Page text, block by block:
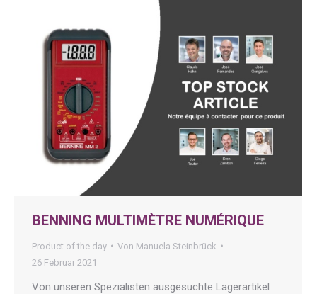
BENNING MULTIMÈTRE NUMÉRIQUE
Product of the day Von Manuela Steinbrück
26 Februar 2021
Von unseren Spezialisten ausgesuchte Lagerartikel